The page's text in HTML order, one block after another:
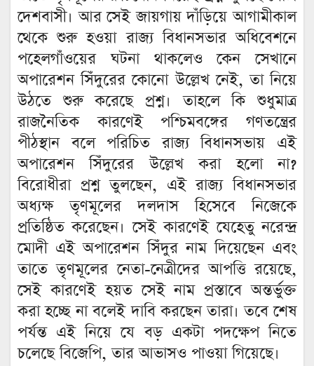
দেশবাসী। আর সেই জায়গায় দাঁড়িয়ে আগামীকাল
থেকে শুরু হওয়া রাজ্য বিধানসভার অধিবেশনে
পহেলগাঁওয়ের ঘটনা থাকলেও কেন সেখানে
অপারেশন সিঁদুরের কোনো উল্লেখ নেই, তা নিয়ে
উঠতে শুরু করেছে প্রশ্ন। তাহলে কি শুধুমাত্র
রাজনৈতিক কারণেই পশ্চিমবঙ্গের গণতন্ত্রের
পীঠস্থান বলে পরিচিত রাজ্য বিধানসভায় এই
অপারেশন সিঁদুরের উল্লেখ করা হলো না?
বিরোধীরা প্রশ্ন তুলছেন, এই রাজ্য বিধানসভার
অধ্যক্ষ তৃণমূলের দলদাস হিসেবে নিজেকে
প্রতিষ্ঠিত করেছেন। সেই কারণেই যেহেতু নরেন্দ্র
মোদী এই অপারেশন সিঁদুর নাম দিয়েছেন এবং
তাতে তৃণমূলের নেতা-নেত্রীদের আপত্তি রয়েছে,
সেই কারণেই হয়ত সেই নাম প্রস্তাবে অন্তর্ভুক্ত
করা হচ্ছে না বলেই দাবি করছেন তারা। তবে শেষ
পর্যন্ত এই নিয়ে যে বড় একটা পদক্ষেপ নিতে
চলেছে বিজেপি, তার আভাসও পাওয়া গিয়েছে।